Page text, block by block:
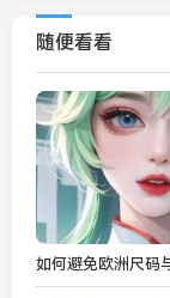
随便看看